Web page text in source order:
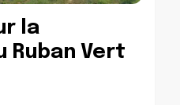
la
Ruban Vert